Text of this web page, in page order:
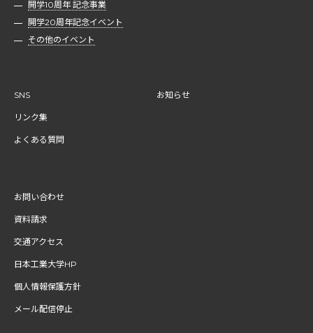
開学10周年 記念事業
開学20周年記念イベント
その他のイベント
SNS
リンク集
よくある質問
お知らせ
お問い合わせ
資料請求
交通アクセス
日本工業大学HP
個人情報保護方針
メール配信停止